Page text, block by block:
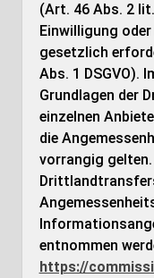
(Art. 46 Abs. 2
Einwilligung
gesetzlich
Abs. 1 DSGVO).
Grundlagen der
einzelnen
die
vorrangig
entnommen
https://